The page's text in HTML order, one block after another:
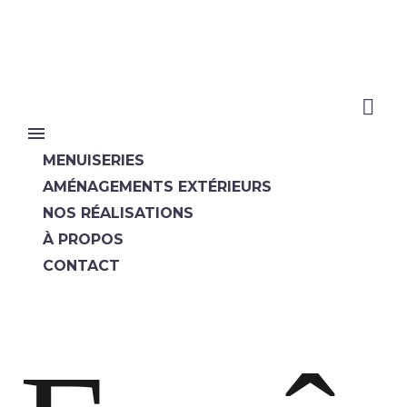
MENUISERIES
AMÉNAGEMENTS EXTÉRIEURS
NOS RÉALISATIONS
À PROPOS
CONTACT